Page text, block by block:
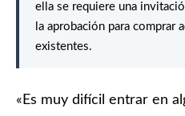
ella se requiere una
la aprobación para comprar
existentes.
«Es muy difícil entrar en